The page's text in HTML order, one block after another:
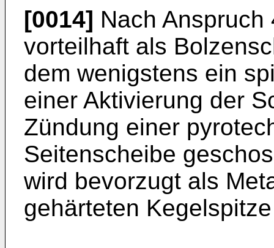
[0014] Nach
vorteilhaft als
dem wenigstens ein
einer Aktivierung der
Zündung einer
Seitenscheibe
wird bevorzugt als
gehärteten